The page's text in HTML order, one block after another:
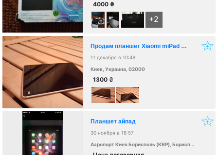
4000 ₴
+2
Продам планшет Xiaomi miPad 2/16
11 декабря в 10:48
Киев, Украина, 02000
1300 ₴
Планшет айпад
30 ноября в 18:57
Аэропорт Киев Борисполь (KBP), Бориспіль, Київська обл., Украина, 08307